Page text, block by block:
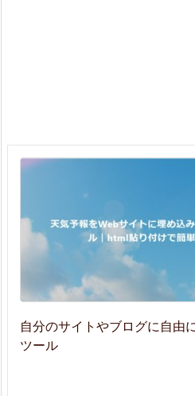
自分のサイトやブログに自由
ツール